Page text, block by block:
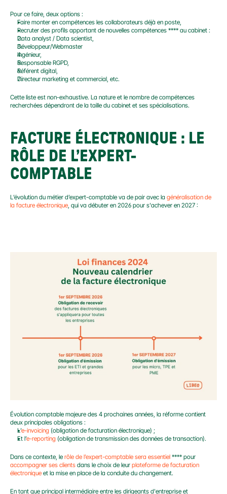
Pour ce faire, deux options :
Faire monter en compétences les collaborateurs déjà en poste,
Recruter des profils apportant de nouvelles compétences **** au cabinet :
Data analyst / Data scientist,
Développeur/Webmaster
Ingénieur,
Responsable RGPD,
Référent digital,
Directeur marketing et commercial, etc.
Cette liste est non-exhaustive. La nature et le nombre de compétences
recherchées dépendront de la taille du cabinet et ses spécialisations.
FACTURE ÉLECTRONIQUE : LE
RÔLE DE L’EXPERT-
COMPTABLE
L’évolution du métier d’expert-comptable va de pair avec la généralisation de
la facture électronique, qui va débuter en 2026 pour s'achever en 2027 :
Évolution comptable majeure des 4 prochaines années, la réforme contient
deux principales obligations :
L’e-invoicing (obligation de facturation électronique) ;
Et l’e-reporting (obligation de transmission des données de transaction).
Dans ce contexte, le rôle de l’expert-comptable sera essentiel
accompagner ses clients dans le choix de leur plateforme de facturation
électronique et la mise en place de la conduite du changement.
En tant que principal intermédiaire entre les dirigeants d'entreprise et